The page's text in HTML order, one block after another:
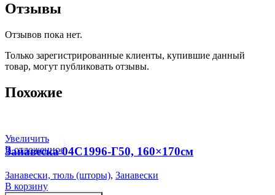
Отзывы
Отзывов пока нет.
Только зарегистрированные клиенты, купившие данный
товар, могут публиковать отзывы.
Похожие
Увеличить
В отложенное
Занавеска 04С1996-Г50, 160×170см
Занавески, тюль (шторы), Занавески
В корзину